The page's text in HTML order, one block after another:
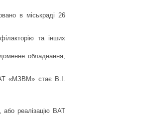
в міськраді 26
та інших
обладнання,
«МЗВМ» стає В.І.
реалізацію ВАТ